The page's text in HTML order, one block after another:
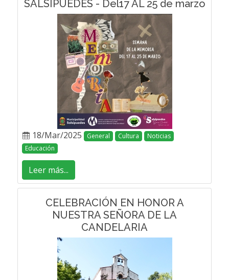
SALSIPUEDES - Del17 AL 25 de marzo
18/Mar/2025 General Cultura
Noticias
Educación
Leer más...
CELEBRACIÓN EN HONOR A
NUESTRA SEÑORA DE LA
CANDELARIA